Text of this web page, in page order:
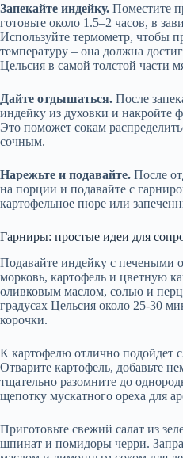
Запекайте индейку. Поместите
готовьте около 1.5–2 часов, в
Используйте термометр, чтобы
температуру – она должна
Цельсия в самой толстой части
Дайте отдышаться. После
индейку из духовки и накройте
Это поможет сокам
сочным.
Нарежьте и подавайте. После
на порции и подавайте с
картофельное пюре или
Гарниры: простые идеи для
Подавайте индейку с печеными
морковь, картофель и цветную
оливковым маслом, солью и
градусах Цельсия около 25-30
корочки.
К картофелю отлично подойдет
Отварите картофель, добавьте
тщательно разомните до
щепотку мускатного ореха для
Приготовьте свежий салат из
шпинат и помидоры черри.